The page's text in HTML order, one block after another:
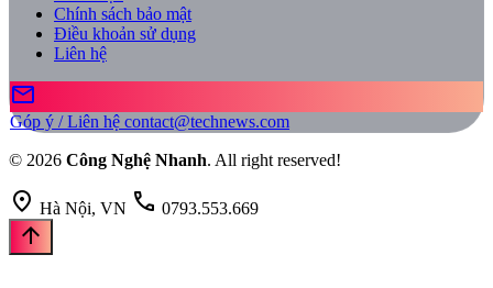
Chính sách bảo mật
Điều khoản sử dụng
Liên hệ
mail
Góp ý / Liên hệ contact@technews.com
© 2026 Công Nghệ Nhanh. All right reserved!
location_on Hà Nội, VN call 0793.553.669
arrow_upward